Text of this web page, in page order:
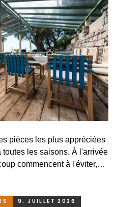
pièces les plus appréciées
les saisons. À l'arrivée
commencent à l'éviter,
détente. C'est pourtant
9. JUILLET 2026